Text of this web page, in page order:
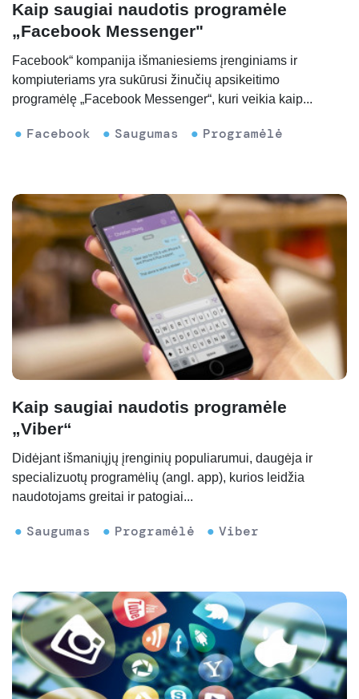
Kaip saugiai naudotis programėle
„Facebook Messenger"
Facebook“ kompanija išmaniesiems įrenginiams ir
kompiuteriams yra sukūrusi žinučių apsikeitimo
programėlę „Facebook Messenger“, kuri veikia kaip...
Facebook Saugumas Programėlė
Kaip saugiai naudotis programėle
„Viber“
Didėjant išmaniųjų įrenginių populiarumui, daugėja ir
specializuotų programėlių (angl. app), kurios leidžia
naudotojams greitai ir patogiai...
Saugumas Programėlė Viber